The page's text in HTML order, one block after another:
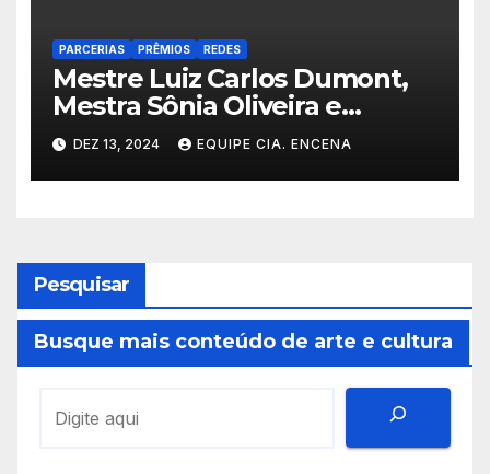
PARCERIAS PRÊMIOS REDES
Mestre Luiz Carlos Dumont,
Mestra Sônia Oliveira e
Dumont Play da Teia Encena
são Contemplados com o
Prêmio Ruy Afrânio Peixoto
DEZ 13, 2024 EQUIPE CIA. ENCENA
Pesquisar
Busque mais conteúdo de arte e cultura